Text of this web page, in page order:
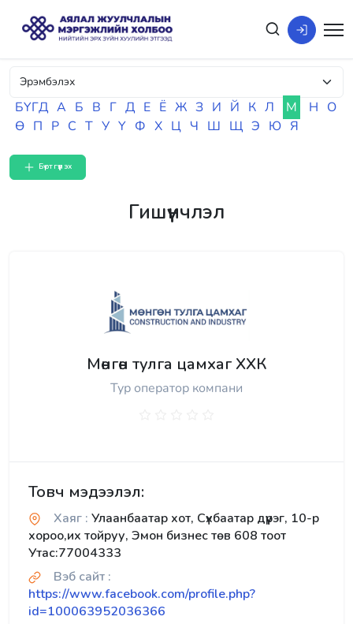
БҮГД А Б В Г Д Е Ё Ж З И Й К Л М Н О
Ө П Р С Т У Ү Ф Х Ц Ч Ш Щ Э Ю Я
Бүртгүүлэх
Гишүүнчлэл
Мөнгөн тулга цамхаг ХХК
Тур оператор компани
Товч мэдээлэл:
Хаяг : Улаанбаатар хот, Сүхбаатар дүүрэг, 10-р
хороо,их тойруу, Эмон бизнес төв 608 тоот
Утас:77004333
Вэб сайт :
https://www.facebook.com/profile.php?
id=100063952036366